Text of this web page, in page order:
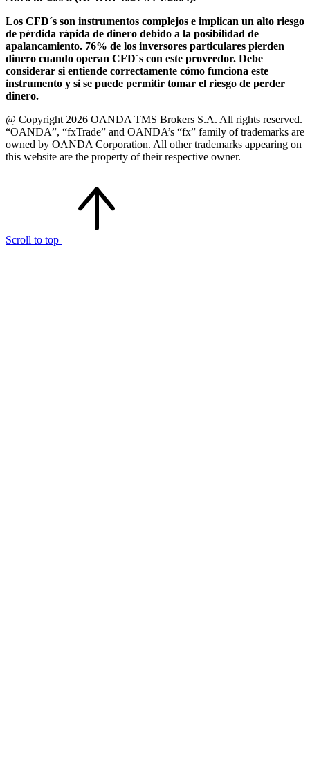
Los CFD´s son instrumentos complejos e implican un alto riesgo
de pérdida rápida de dinero debido a la posibilidad de
apalancamiento. 76% de los inversores particulares pierden
dinero cuando operan CFD´s con este proveedor. Debe
considerar si entiende correctamente cómo funciona este
instrumento y si se puede permitir tomar el riesgo de perder
dinero.
@ Copyright 2026 OANDA TMS Brokers S.A. All rights reserved.
“OANDA”, “fxTrade” and OANDA’s “fx” family of trademarks are
owned by OANDA Corporation. All other trademarks appearing on
this website are the property of their respective owner.
Scroll to top